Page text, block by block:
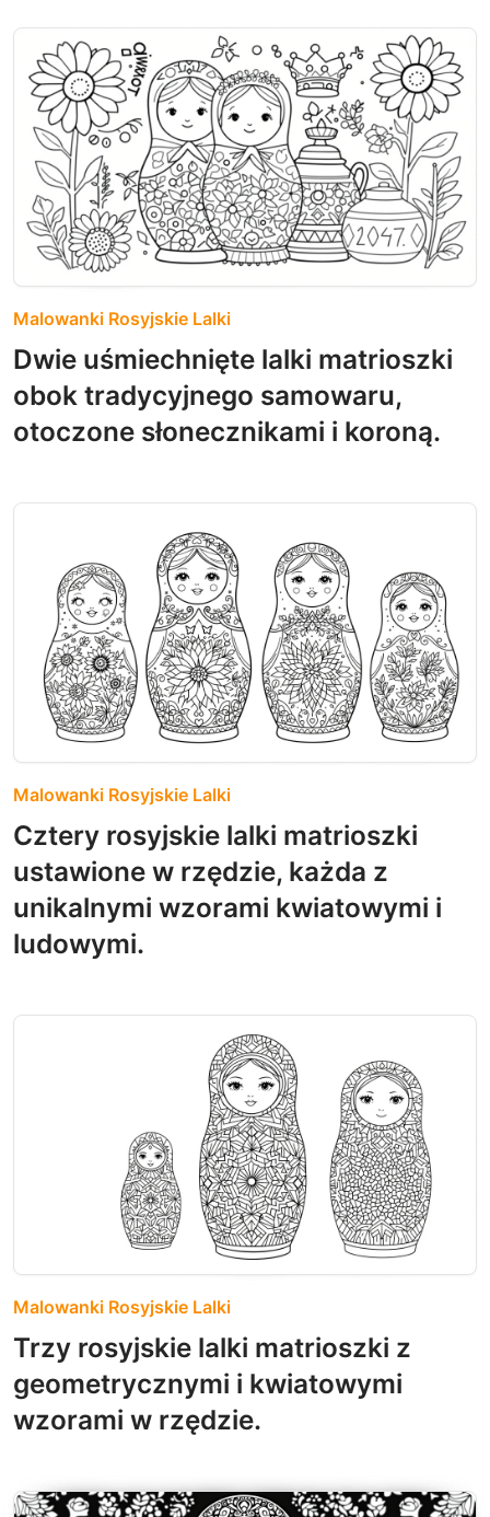
Malowanki Rosyjskie Lalki
Dwie uśmiechnięte lalki matrioszki
obok tradycyjnego samowaru,
otoczone słonecznikami i koroną.
Malowanki Rosyjskie Lalki
Cztery rosyjskie lalki matrioszki
ustawione w rzędzie, każda z
unikalnymi wzorami kwiatowymi i
ludowymi.
Malowanki Rosyjskie Lalki
Trzy rosyjskie lalki matrioszki z
geometrycznymi i kwiatowymi
wzorami w rzędzie.